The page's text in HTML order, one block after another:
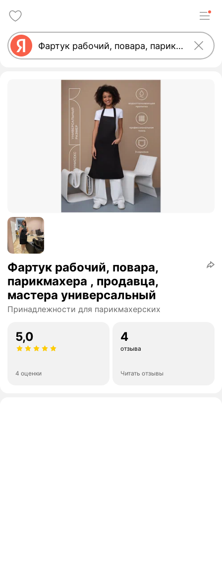
Фартук рабочий, повара,
парикмахера , продавца,
мастера универсальный
Принадлежности для парикмахерских
5,0
4 оценки
4
отзыва
Читать отзывы